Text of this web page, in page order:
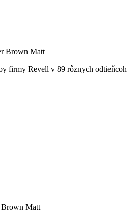
Brown Matt
firmy Revell v 89 rôznych odtieňcoh
Matt